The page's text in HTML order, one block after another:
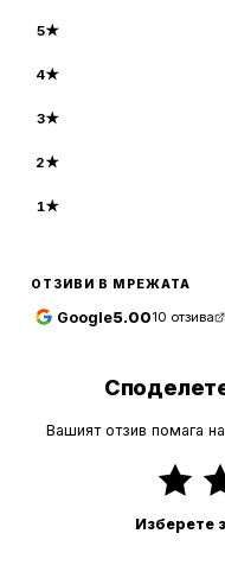
5★
4★
3★
2★
1★
ОТЗИВИ В МРЕЖАТА
Google5.0010 отзива
Вашият отзив помага
Изберете